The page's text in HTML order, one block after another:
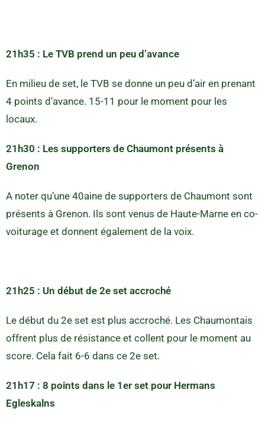
21h35 : Le TVB prend un peu d’avance
En milieu de set, le TVB se donne un peu d’air en prenant
4 points d’avance. 15-11 pour le moment pour les
locaux.
21h30 : Les supporters de Chaumont présents à
Grenon
A noter qu’une 40aine de supporters de Chaumont sont
présents à Grenon. Ils sont venus de Haute-Marne en co-
voiturage et donnent également de la voix.
21h25 : Un début de 2e set accroché
Le début du 2e set est plus accroché. Les Chaumontais
offrent plus de résistance et collent pour le moment au
score. Cela fait 6-6 dans ce 2e set.
21h17 : 8 points dans le 1er set pour Hermans
Egleskalns